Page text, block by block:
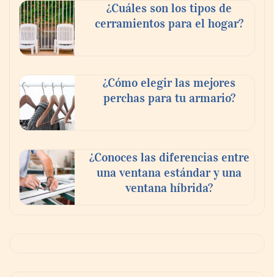
¿Cuáles son los tipos de
cerramientos para el hogar?
¿Cómo elegir las mejores
perchas para tu armario?
¿Conoces las diferencias entre
una ventana estándar y una
ventana híbrida?